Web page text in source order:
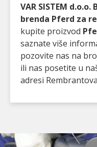
VAR SISTEM
brenda Pferd za
kupite proizvod
saznate više
pozovite nas na
ili nas posetite u
adresi